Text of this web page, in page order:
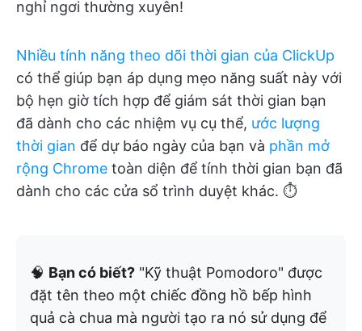
nghỉ ngơi thường xuyên!
Nhiều tính năng theo dõi thời gian của ClickUp
có thể giúp bạn áp dụng mẹo năng suất này với
bộ hẹn giờ tích hợp để giám sát thời gian bạn
đã dành cho các nhiệm vụ cụ thể, ước lượng
thời gian để dự báo ngày của bạn và phần mở
rộng Chrome toàn diện để tính thời gian bạn đã
dành cho các cửa sổ trình duyệt khác. ⏱️
🧠 Bạn có biết? "Kỹ thuật Pomodoro" được
đặt tên theo một chiếc đồng hồ bếp hình
quả cà chua mà người tạo ra nó sử dụng để